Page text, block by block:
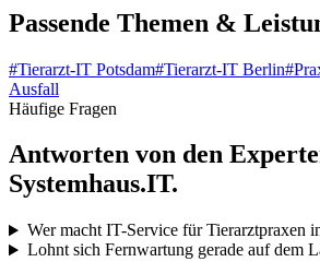
Passende Themen &
#Tierarzt-IT Potsdam#Tierarzt-IT Berlin#
Ausfall
Häufige Fragen
Antworten von den
Systemhaus.IT.
Wer macht IT-Service für Tierarztpraxen
Lohnt sich Fernwartung gerade auf dem